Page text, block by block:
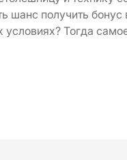
шанс получить
Тогда